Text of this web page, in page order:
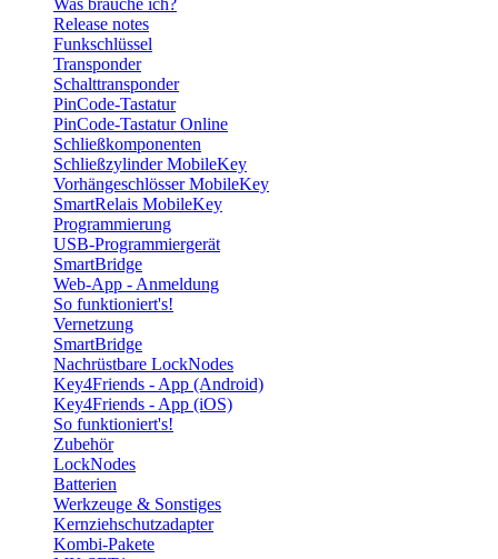
Release notes
Funkschlüssel
Transponder
Schalttransponder
PinCode-Tastatur
PinCode-Tastatur Online
Schließkomponenten
Schließzylinder MobileKey
Vorhängeschlösser MobileKey
SmartRelais MobileKey
Programmierung
USB-Programmiergerät
SmartBridge
Web-App - Anmeldung
So funktioniert's!
Vernetzung
SmartBridge
Nachrüstbare LockNodes
Key4Friends - App (Android)
Key4Friends - App (iOS)
So funktioniert's!
Zubehör
LockNodes
Batterien
Werkzeuge & Sonstiges
Kernziehschutzadapter
Kombi-Pakete